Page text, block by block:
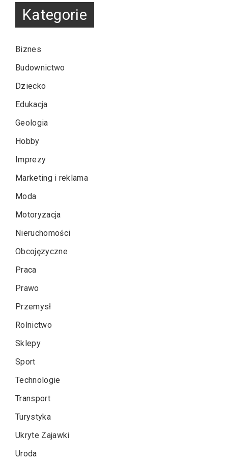
Kategorie
Biznes
Budownictwo
Dziecko
Edukacja
Geologia
Hobby
Imprezy
Marketing i reklama
Moda
Motoryzacja
Nieruchomości
Obcojęzyczne
Praca
Prawo
Przemysł
Rolnictwo
Sklepy
Sport
Technologie
Transport
Turystyka
Ukryte Zajawki
Uroda